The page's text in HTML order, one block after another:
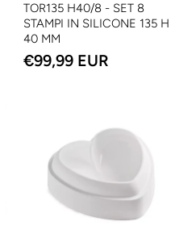
TOR135 H40/8 - SET 8
STAMPI IN SILICONE 135 H
40 MM
€99,99 EUR